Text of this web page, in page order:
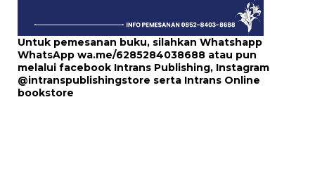
Untuk pemesanan buku, silahkan Whatshapp
WhatsApp wa.me/6285284038688 atau pun
melalui facebook Intrans Publishing, Instagram
@intranspublishingstore serta Intrans Online
bookstore